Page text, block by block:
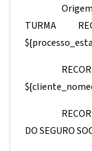
TURMA
DO SEGURO